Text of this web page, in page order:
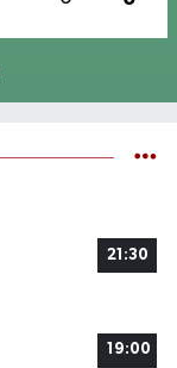
21:30
19:00